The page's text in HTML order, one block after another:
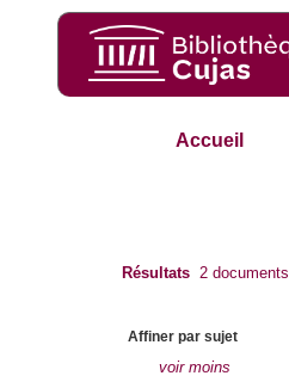
Accueil
Résultats 2 documents
Affiner par sujet
voir moins